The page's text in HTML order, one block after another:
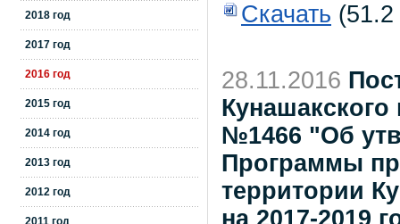
2018 год
2017 год
2016 год
2015 год
2014 год
2013 год
2012 год
2011 год
Скачать
28.11.2016
Кунашакского
№1466 "Об
Программы
территории
на 2017-2019